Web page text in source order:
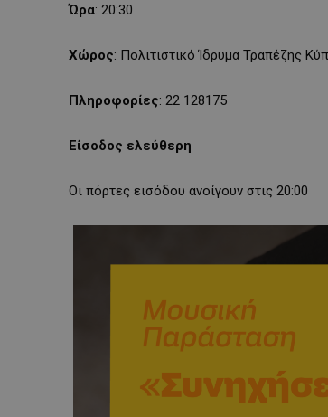
Ώρα: 20:30
Χώρος: Πολιτιστικό Ίδρυμα Τραπέζης
Πληροφορίες: 22 128175
Είσοδος ελεύθερη
Oι πόρτες εισόδου ανοίγoυν στις 20:00